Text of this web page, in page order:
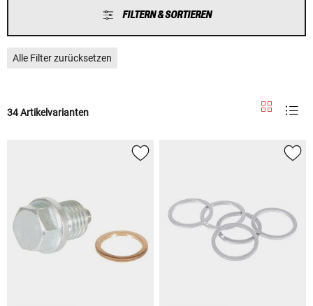
FILTERN & SORTIEREN
Alle Filter zurücksetzen
34 Artikelvarianten